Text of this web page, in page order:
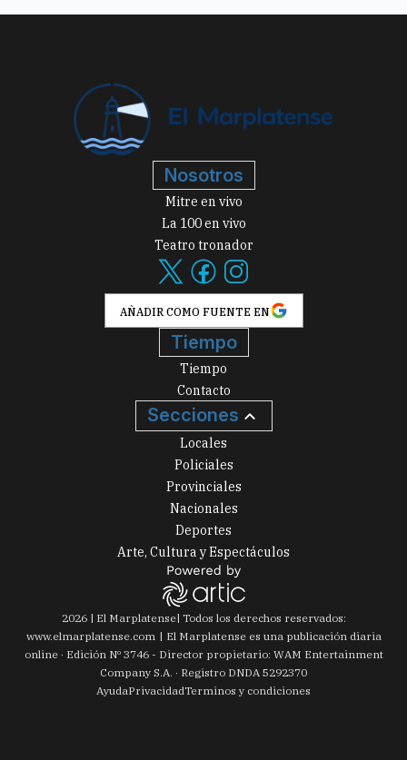
Nosotros
Mitre en vivo
La 100 en vivo
Teatro tronador
AÑADIR COMO FUENTE EN
Tiempo
Tiempo
Contacto
Secciones
Locales
Policiales
Provinciales
Nacionales
Deportes
Arte, Cultura y Espectáculos
2026| El Marplatense| Todos los derechos reservados:
www.elmarplatense.com
El Marplatense es una publicación diaria
online · Edición Nº 3746- Director propietario: WAM Entertainment
Company S.A. · Registro DNDA 5292370
AyudaPrivacidadTerminos y condiciones